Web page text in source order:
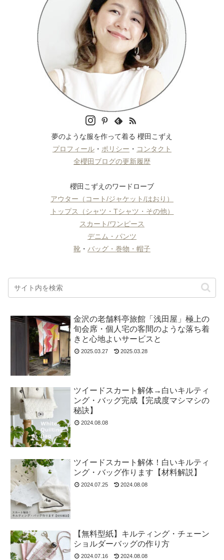
夢のような服を作って着る 櫻田こずえ
プロフィール ・ ポリシー ・ コンタクト
全櫻田ブログの更新履歴
櫻田こずえのワードローブ
アウター（コート/ジャケット/はおり）
トップス（シャツ・Tシャツ・その他）
スカート/ワンピース
デニム・パンツ
靴 ・ バッグ・巻物・帽子
金沢の老舗料亭旅館「浅田屋」極上の
旬会席・個人宅の客間のような落ち着
きと心地よいサービスと
2025.03.27 2025.03.28
ツイードスカート解体→白いキルティ
ング・バッグ完成【完成度マシマシの
秘訣】
2024.08.08
ツイードスカート解体！白いキルティ
ング・バッグ作ります【材料解説】
2024.07.25 2024.08.08
【無料型紙】キルティング・チェーン
ショルダーバッグの作り方
2024.07.16 2024.08.08